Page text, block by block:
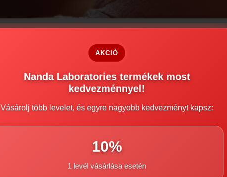
AKCIÓ
Nanda Laboratories termékek most
kedvezménnyel!
Vásárolj több levelet, és egyre nagyobb kedvezményt kapsz:
10%
1 levél vásárlása esetén